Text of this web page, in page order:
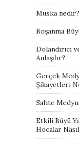
Muska nedir?
Boşanma
Dolandırıcı
Anlaşılır?
Gerçek
Şikayetleri
Sahte
Etkili Büyü
Hocalar